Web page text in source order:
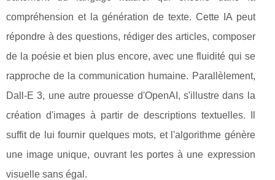
compréhension et la génération de texte. Cette IA peut
répondre à des questions, rédiger des articles, composer
de la poésie et bien plus encore, avec une fluidité qui se
rapproche de la communication humaine. Parallèlement,
Dall-E 3, une autre prouesse d'OpenAI, s'illustre dans la
création d'images à partir de descriptions textuelles. Il
suffit de lui fournir quelques mots, et l'algorithme génère
une image unique, ouvrant les portes à une expression
visuelle sans égal.